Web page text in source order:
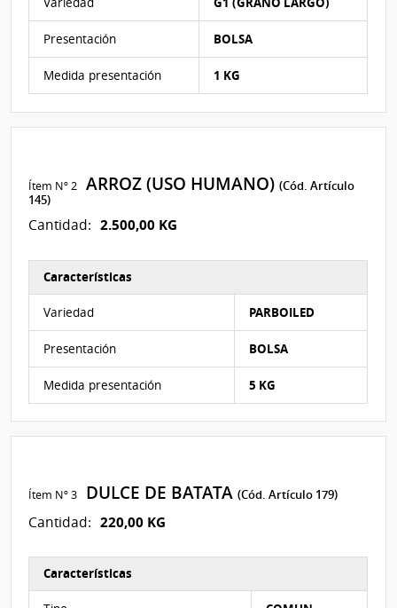
Presentación BOLSA
Medida presentación 1 KG
Ítem Nº 2 ARROZ (USO HUMANO)(Cód. Artículo
145)
Cantidad: 2.500,00 KG
Características
Variedad PARBOILED
Presentación BOLSA
Medida presentación 5 KG
Ítem Nº 3 DULCE DE BATATA(Cód. Artículo 179)
Cantidad: 220,00 KG
Características